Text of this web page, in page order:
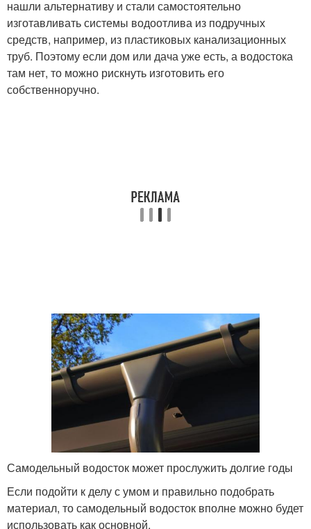
нашли альтернативу и стали самостоятельно
изготавливать системы водоотлива из подручных
средств, например, из пластиковых канализационных
труб. Поэтому если дом или дача уже есть, а водостока
там нет, то можно рискнуть изготовить его
собственноручно.
Самодельный водосток может прослужить долгие годы
Если подойти к делу с умом и правильно подобрать
материал, то самодельный водосток вполне можно будет
использовать как основной.